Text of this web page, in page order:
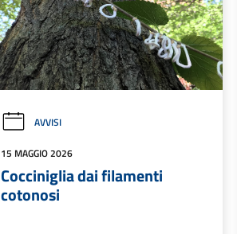
AVVISI
15 MAGGIO 2026
Cocciniglia dai filamenti
cotonosi